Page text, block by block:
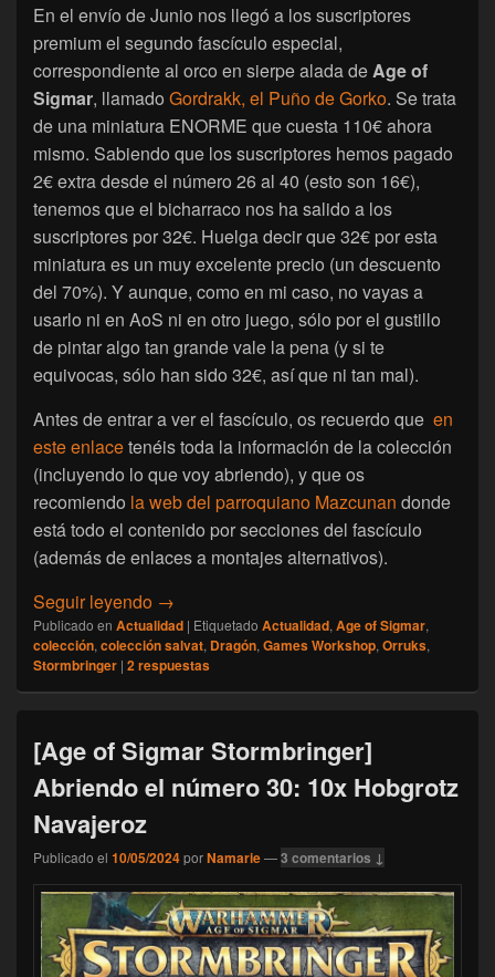
En el envío de Junio nos llegó a los suscriptores
premium el segundo fascículo especial,
correspondiente al orco en sierpe alada deAge of
Sigmar, llamado Gordrakk, el Puño de Gorko. Se trata
de una miniatura ENORME que cuesta 110€ ahora
mismo. Sabiendo que los suscriptores hemos pagado
2€ extra desde el número 26 al 40 (esto son 16€),
tenemos que el bicharraco nos ha salido a los
suscriptores por 32€. Huelga decir que 32€ por esta
miniatura es un muy excelente precio (un descuento
del 70%). Y aunque, como en mi caso, no vayas a
usarlo ni en AoS ni en otro juego, sólo por el gustillo
de pintar algo tan grande vale la pena (y si te
equivocas, sólo han sido 32€, así que ni tan mal).
Antes de entrar a ver el fascículo, os recuerdo que en
este enlacetenéis toda la información de la colección
(incluyendo lo que voy abriendo), y que os
recomiendo la web del parroquiano Mazcunan donde
está todo el contenido por secciones del fascículo
(además de enlaces a montajes alternativos).
Seguir leyendo [Age of Sigmar Stormbringer] Abriendo el
→
Publicado en Actualidad | Etiquetado Actualidad, Age of Sigmar,
colección, colección salvat, Dragón, Games Workshop, Orruks,
Stormbringer | 2respuestas
[Age of Sigmar Stormbringer]
Abriendo el número 30: 10x Hobgrotz
Navajeroz
Publicado el 10/05/2024porNamarie—3 comentarios ↓